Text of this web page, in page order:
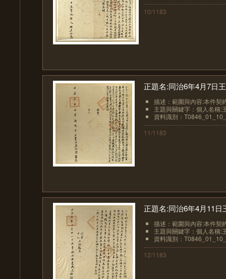
10/1183
正題名:同治6年4月7日
描述：範圍與內容:本件契
主題與關鍵字：個人名稱:
資料識別：
11/1183
正題名:同治6年4月11
描述：範圍與內容:本件契
主題與關鍵字：個人名稱:
資料識別：
12/1183